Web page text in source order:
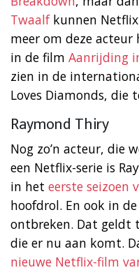
Twaalfkunnen
meer om deze acteur
in de film Aanrijding
zien in de
Loves Diamonds, die
Raymond Thiry
Nog zo’n acteur, die
een Netflix-serie is
in het eerste seizoen
hoofdrol. En ook in de
ontbreken. Dat geldt
die er nu aan komt.
nieuwe Netflix-film